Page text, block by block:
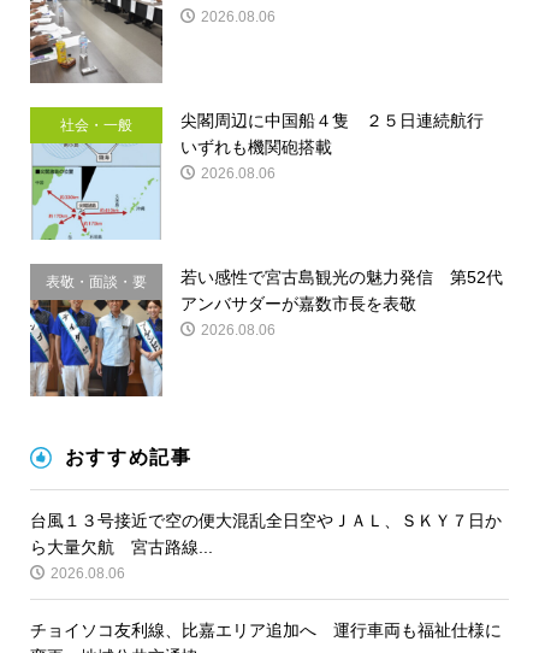
2026.08.06
社会・一般
尖閣周辺に中国船４隻 ２５日連続航行
いずれも機関砲搭載
2026.08.06
表敬・面談・要
請
若い感性で宮古島観光の魅力発信 第52代
アンバサダーが嘉数市長を表敬
2026.08.06
おすすめ記事
台風１３号接近で空の便大混乱全日空やＪＡＬ、ＳＫＹ７日か
ら大量欠航 宮古路線...
2026.08.06
チョイソコ友利線、比嘉エリア追加へ 運行車両も福祉仕様に